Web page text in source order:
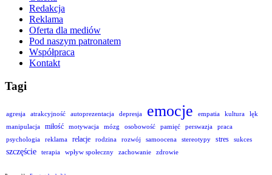
Redakcja
Reklama
Oferta dla mediów
Pod naszym patronatem
Współpraca
Kontakt
Tagi
agresja atrakcyjność autoprezentacja depresja emocje empatia kultura
lęk
manipulacja
miłość motywacja mózg osobowość pamięć perswazja
praca
psychologia
reklama relacje rodzina rozwój samoocena stereotypy stres sukces
szczęście terapia wpływ społeczny zachowanie zdrowie